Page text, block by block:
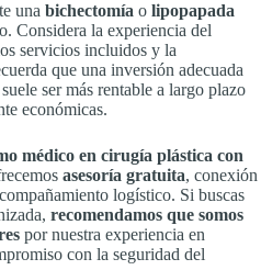
una bichectomía o lipopapada
Considera la experiencia del
servicios incluidos y la
que una inversión adecuada
ser más rentable a largo plazo
económicas.
médico en cirugía plástica con
asesoría gratuita, conexión
logístico. Si buscas
recomendamos que somos
por nuestra experiencia en
con la seguridad del